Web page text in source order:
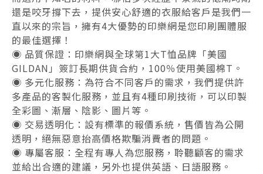
還是咬牙撐下去，提供安心舒適的衣服給客戶是我們一
直以來的宗旨，擁有4大優勢的印樂網是您印刷團體服
的最佳選擇！
◉ 品質保證：印樂網與全球第1大T恤品牌「美國
GILDAN」簽訂長期供貨合約，100％使用美國棉T。
◉ 多元化服務：為符合不同客戶的需求，我們提供許
多產品的客製化服務，並且有4種印刷技術，可以印製
全彩圖、漸層、陰影、圖片等。
◉ 交易透明化：設有標準的報價系統，售價皆為公開
透明，絕無惡意抬高價格欺騙消費者的問題。
◉ 專屬客服：全程有專人為您服務，聆聽顧客的需求
並給出合適的建議，另外也提供英語、日語服務。